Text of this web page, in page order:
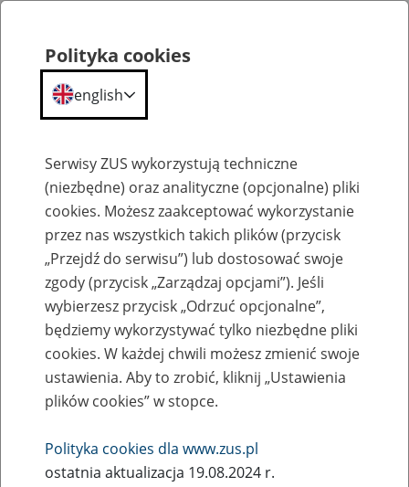
Szkolenia
Zaproś ZUS do siebie - zakładanie profili
eZUS w siedzibie Twojej firmy
Rodzaj wydarzenia
Szkolenia
Polityka cookies
english
Serwisy ZUS wykorzystują techniczne
(niezbędne) oraz analityczne (opcjonalne) pliki
cookies. Możesz zaakceptować wykorzystanie
przez nas wszystkich takich plików (przycisk
„Przejdź do serwisu”) lub dostosować swoje
zgody (przycisk „Zarządzaj opcjami”). Jeśli
wybierzesz przycisk „Odrzuć opcjonalne”,
będziemy wykorzystywać tylko niezbędne pliki
cookies. W każdej chwili możesz zmienić swoje
ustawienia. Aby to zrobić, kliknij „Ustawienia
plików cookies” w stopce.
Polityka cookies dla www.zus.pl
ostatnia aktualizacja 19.08.2024 r.